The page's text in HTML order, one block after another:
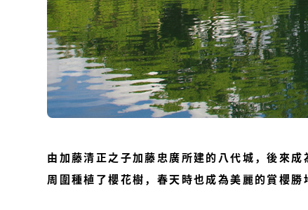
由加藤清正之子加藤忠廣所建的八代城，後來
周圍種植了櫻花樹，春天時也成為美麗的賞櫻勝